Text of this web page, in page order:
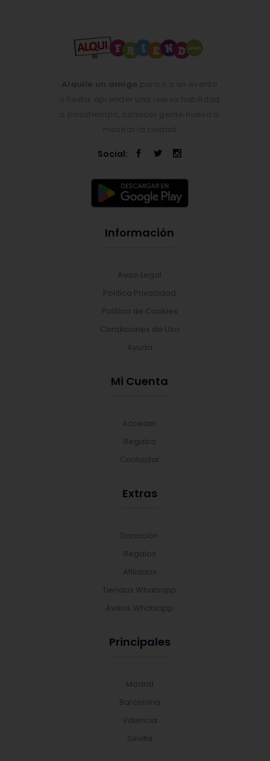
Social:
Información
Aviso Legal
Política Privacidad
Política de Cookies
Condiciones de Uso
Ayuda
Mi Cuenta
Acceder
Registro
Contactar
Extras
Donación
Regalos
Afiliados
Tiendas Whatsapp
Avisos Whatsapp
Principales
Madrid
Barcelona
Valencia
Sevilla